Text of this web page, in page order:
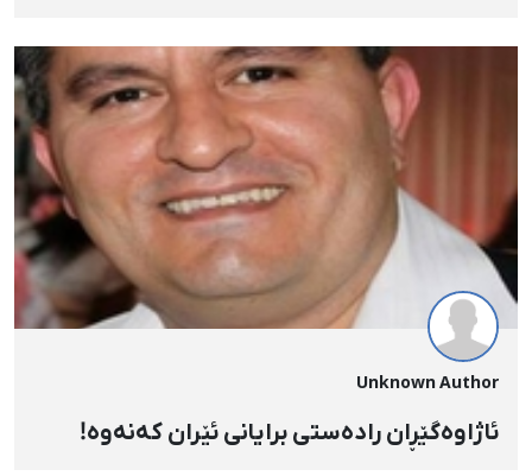
Unknown Author
ئاژاوەگێڕان رادەستی برایانی ئێران کەنەوە!